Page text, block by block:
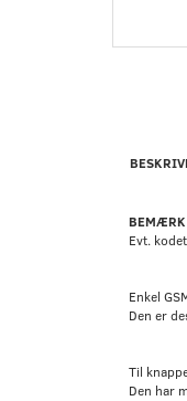
BEMÆRK
Evt.
Enkel
Den er
Til
Den har